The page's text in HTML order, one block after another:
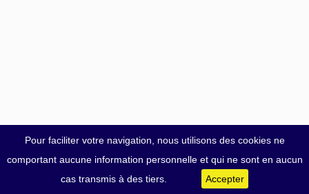
Pour faciliter votre navigation, nous utilisons des cookies ne
comportant aucune information personnelle et qui ne sont en aucun
cas transmis à des tiers.
Accepter